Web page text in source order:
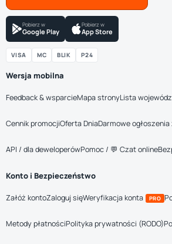
Pobierz w
Google Play
Pobierz w
App Store
VISA MC BLIK P24
Wersja mobilna
Feedback & wsparcieMapa stronyLista
Cennik promocjiOferta DniaDarmowe ogłoszenia
API / dla deweloperówPomoc / 💬 Czat online
Konto i Bezpieczeństwo
Załóż kontoZaloguj sięWeryfikacja konta PRO
Metody płatnościPolityka prywatności (RODO)